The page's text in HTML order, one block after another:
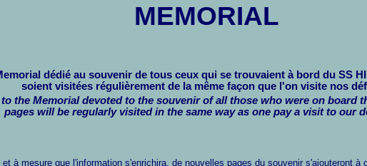
MEMORIAL
dédié au souvenir de tous ceux qui se trouvaient à bord du SS
soient visitées régulièrement de la même façon que l'on visite nos
the Memorial devoted to the souvenir of all those who were on board
pages will be regularly visited in the same way as one pay a visit to our
et à mesure que l'information s'enrichira, de nouvelles pages du souvenir s'ajouteront à